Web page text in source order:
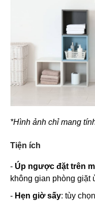
*Hình ảnh chỉ mang
Tiện ích
- Úp ngược đặt trên
không gian phòng giặt
- Hẹn giờ sấy: tùy